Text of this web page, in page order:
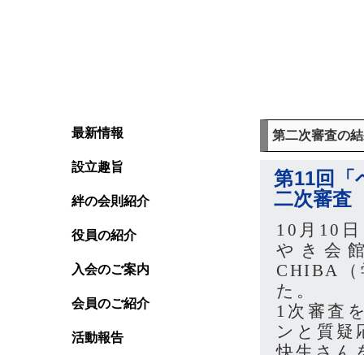
第二次審査の
第11回「
二次審査
10月10
やき会
CHIBA
た。
1次審査
ンと質疑
最新情報
設立趣旨
絆の会則紹介
役員の紹介
入会のご案内
会員のご紹介
活動報告